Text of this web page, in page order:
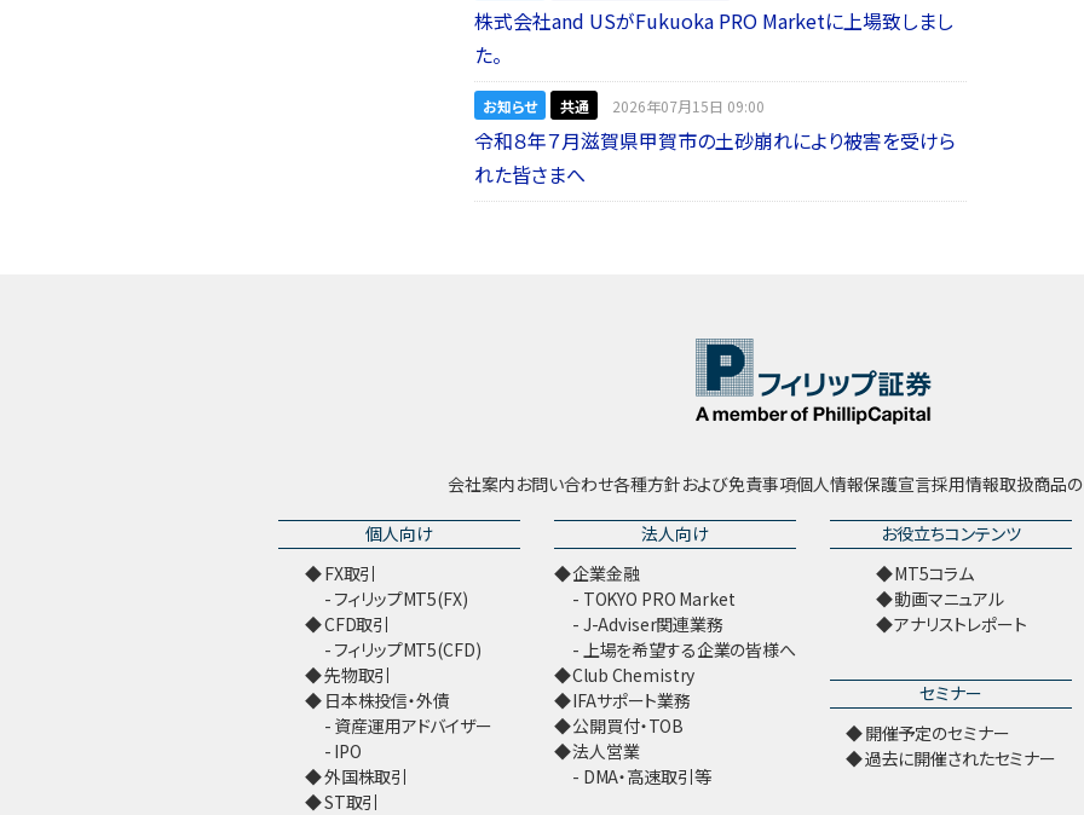
株式会社and USがFukuoka PRO Marketに上場致しまし
た。
お知らせ 共通 2026年07月15日 09:00
令和８年７月滋賀県甲賀市の土砂崩れにより被害を受けら
れた皆さまへ
会社案内お問い合わせ各種方針および免責事項個人情報保護宣言採用情報取扱商品
個人向け
FX取引
フィリップMT5(FX)
CFD取引
フィリップMT5(CFD)
先物取引
日本株投信・外債
資産運用アドバイザー
IPO
外国株取引
ST取引
法人向け
企業金融
TOKYO PRO Market
J-Adviser関連業務
上場を希望する企業の皆様へ
Club Chemistry
IFAサポート業務
公開買付・TOB
法人営業
DMA・高速取引等
お役立ちコンテンツ
MT5コラム
動画マニュアル
アナリストレポート
セミナー
開催予定のセミナー
過去に開催されたセミナー